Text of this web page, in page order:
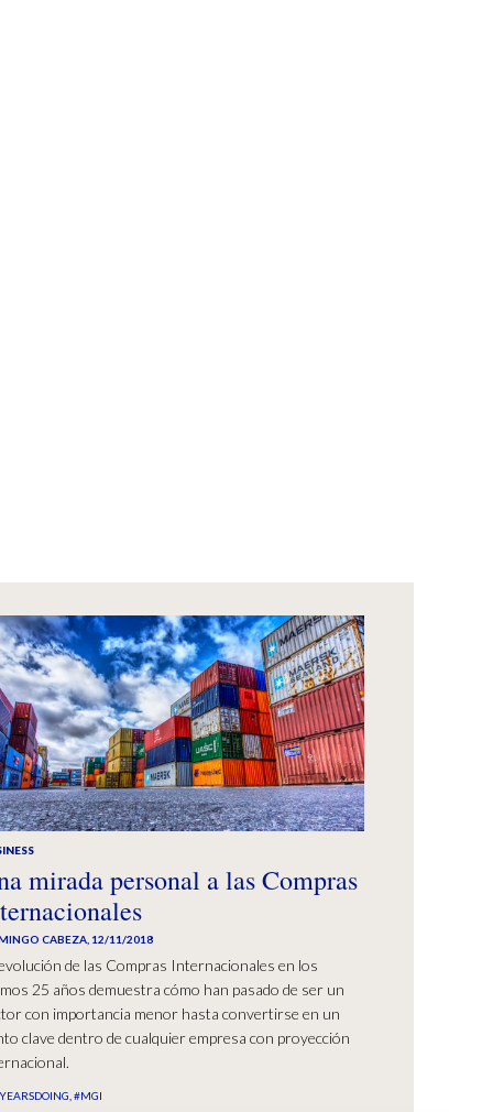
mirada personal a las Compras
CABEZA, 12/11/2018
de las Compras Internacionales en los
25 años demuestra cómo han pasado de ser un
con importancia menor hasta convertirse en un
clave dentro de cualquier empresa con proyección
#MGI